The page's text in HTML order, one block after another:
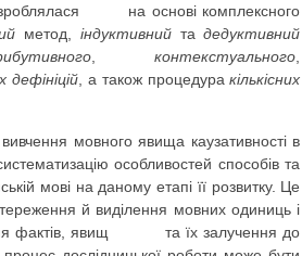
на основі комплексного
метод, індуктивнийтадедуктивний
,контекстуального
дефініцій, а також процедуракількісних
мовного явища каузативності в
особливостей способів та
мові на даному етапі її розвитку. Це
й виділення мовних одиниць і
фактів, явищ та їх залучення до